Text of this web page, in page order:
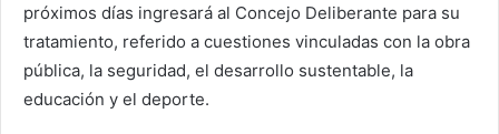
próximos días ingresará al Concejo Deliberante para su
tratamiento, referido a cuestiones vinculadas con la obra
pública, la seguridad, el desarrollo sustentable, la
educación y el deporte.